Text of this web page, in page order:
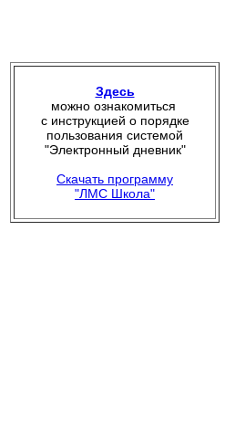
Здесь
можно ознакомиться
с инструкцией о порядке
пользования системой
"Электронный дневник"
Скачать программу
"ЛМС Школа"